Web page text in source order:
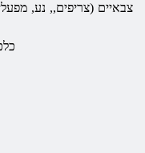
צבאיים (צריפים,, נע,